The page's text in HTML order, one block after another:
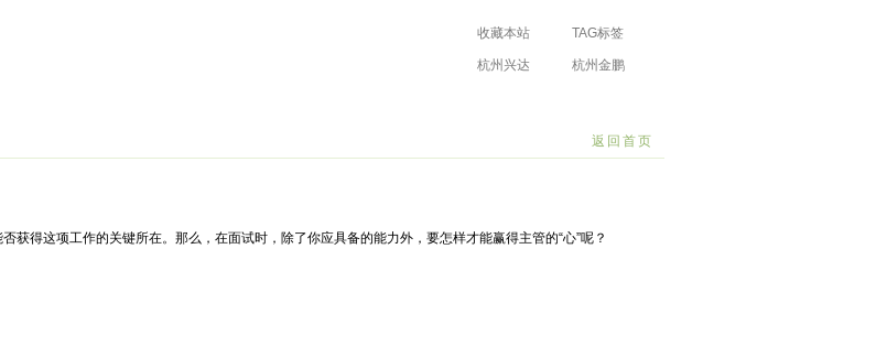
收藏本站 TAG标签
杭州兴达
杭州金鹏
返回首页
获得这项工作的关键所在。那么，在面试时，除了你应具备的能力外，要怎样才能赢得主管的“心”呢？